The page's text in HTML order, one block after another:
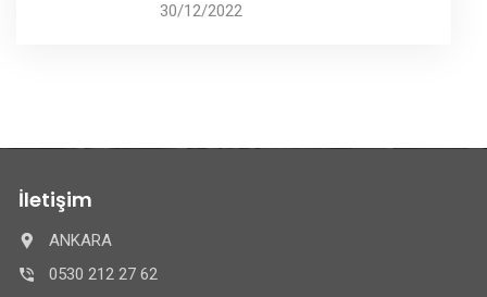
30/12/2022
İletişim
ANKARA
0530 212 27 62